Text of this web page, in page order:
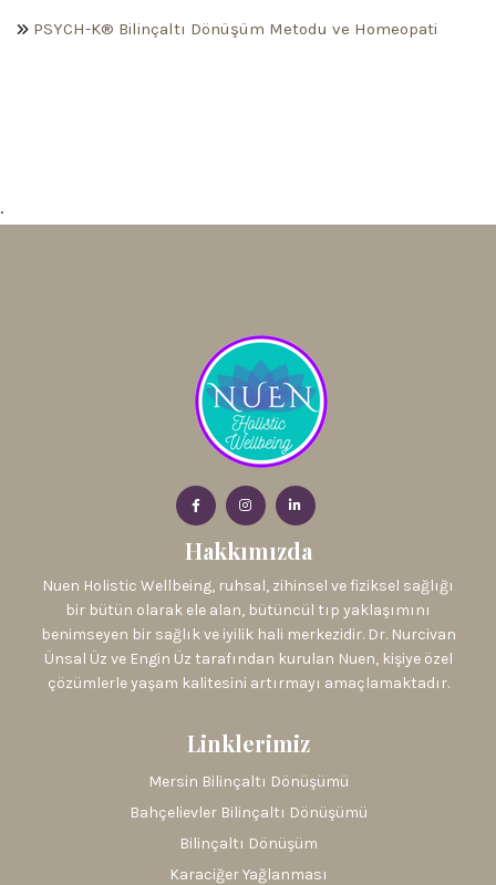
PSYCH-K® Bilinçaltı Dönüşüm Metodu ve Homeopati
.
Hakkımızda
Nuen Holistic Wellbeing, ruhsal, zihinsel ve fiziksel sağlığı
bir bütün olarak ele alan, bütüncül tıp yaklaşımını
benimseyen bir sağlık ve iyilik hali merkezidir. Dr. Nurcivan
Ünsal Üz ve Engin Üz tarafından kurulan Nuen, kişiye özel
çözümlerle yaşam kalitesini artırmayı amaçlamaktadır.
Linklerimiz
Mersin Bilinçaltı Dönüşümü
Bahçelievler Bilinçaltı Dönüşümü
Bilinçaltı Dönüşüm
Karaciğer Yağlanması